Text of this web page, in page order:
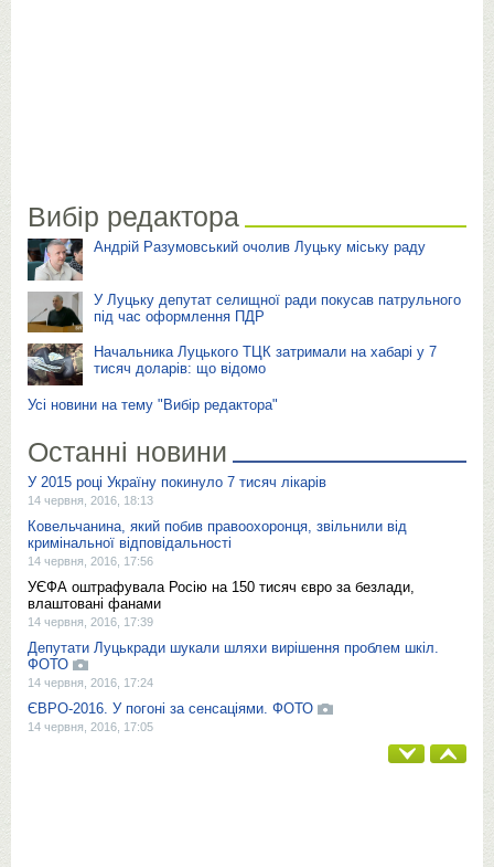
Вибір редактора
Андрій Разумовський очолив Луцьку міську раду
У Луцьку депутат селищної ради покусав патрульного
під час оформлення ПДР
Начальника Луцького ТЦК затримали на хабарі у 7
тисяч доларів: що відомо
Усі новини на тему "Вибір редактора"
Останні новини
У 2015 році Україну покинуло 7 тисяч лікарів
14 червня, 2016, 18:13
Ковельчанина, який побив правоохоронця, звільнили від
кримінальної відповідальності
14 червня, 2016, 17:56
УЄФА оштрафувала Росію на 150 тисяч євро за безлади,
влаштовані фанами
14 червня, 2016, 17:39
Депутати Луцькради шукали шляхи вирішення проблем шкіл.
ФОТО
14 червня, 2016, 17:24
ЄВРО-2016. У погоні за сенсаціями. ФОТО
14 червня, 2016, 17:05